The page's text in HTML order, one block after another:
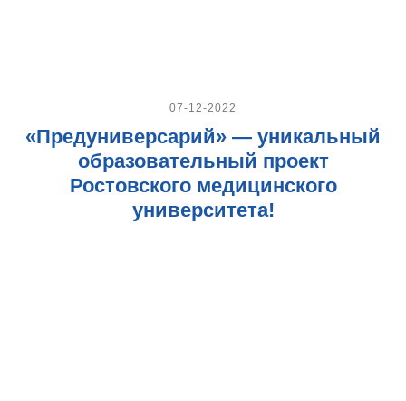
07-12-2022
«Предуниверсарий» — уникальный
образовательный проект
Ростовского медицинского
университета!